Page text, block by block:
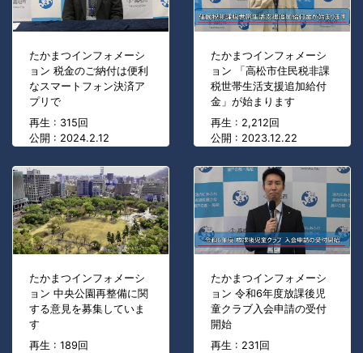
たかまつインフォメーシ
ョン 税金のご納付は便利
なスマートフォン決済ア
プリで
再生 : 315回
公開 : 2024.2.12
たかまつインフォメーシ
ョン 「高松市住民税非課
税世帯生活支援追加給付
金」が始まります
再生 : 2,212回
公開 : 2023.12.22
たかまつインフォメーシ
ョン 中央公園再整備に関
する意見を募集していま
す
再生 : 189回
たかまつインフォメーシ
ョン 令和6年度放課後児
童クラブ入会申請の受付
開始
再生 : 231回